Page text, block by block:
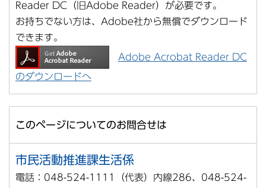
Reader DC（旧Adobe Reader）が必要です。
お持ちでない方は、Adobe社から無償でダウンロード
できます。
Adobe Acrobat Reader DC
のダウンロードへ
このページについてのお問合せは
市民活動推進課生活係
電話：048-524-1111（代表）内線286、048-524-